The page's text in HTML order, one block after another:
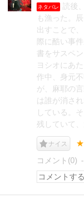
ネタバレ
読後
も漁った。
出すことで
際に酷い事
書をサスペ
ヨシオにあ
作中、身元
が、麻耶の
は誰が消さ
している。
残していて
ナイス
コメント(0)